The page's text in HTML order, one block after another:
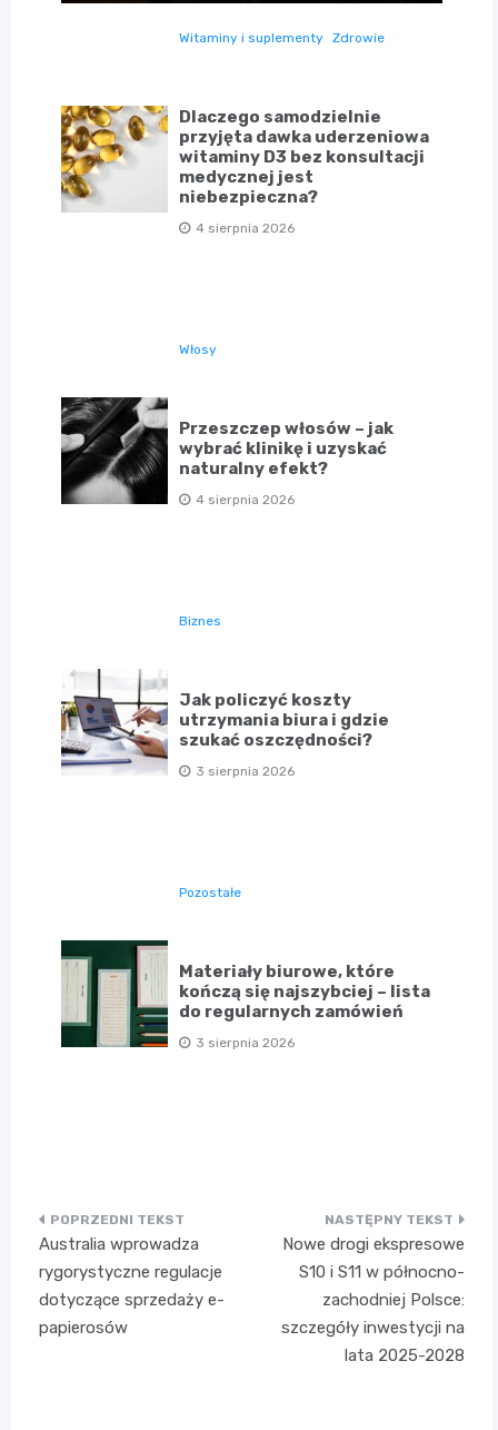
Witaminy i suplementy Zdrowie
Dlaczego samodzielnie
przyjęta dawka uderzeniowa
witaminy D3 bez konsultacji
medycznej jest
niebezpieczna?
4 sierpnia 2026
Włosy
Przeszczep włosów – jak
wybrać klinikę i uzyskać
naturalny efekt?
4 sierpnia 2026
Biznes
Jak policzyć koszty
utrzymania biura i gdzie
szukać oszczędności?
3 sierpnia 2026
Pozostałe
Materiały biurowe, które
kończą się najszybciej – lista
do regularnych zamówień
3 sierpnia 2026
Nawigacja
wpisu
Australia wprowadza
rygorystyczne regulacje
dotyczące sprzedaży e-
papierosów
Nowe drogi ekspresowe
S10 i S11 w północno-
zachodniej Polsce:
szczegóły inwestycji na
lata 2025-2028